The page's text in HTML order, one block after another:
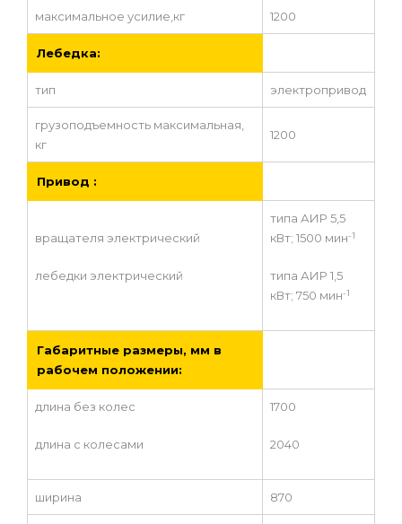
максимальное усилие,кг 1200
Лебедка:
тип электропривод
грузоподъемность максимальная,
кг
1200
Привод :
вращателя электрический
лебедки электрический
типа АИР 5,5
кВт; 1500 мин-1
типа АИР 1,5
кВт; 750 мин-1
Габаритные размеры, мм в
рабочем положении:
длина без колес
длина с колесами
1700
2040
ширина 870